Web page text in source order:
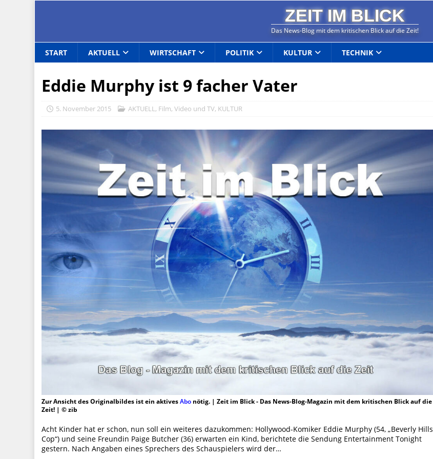
ZEIT IM BLICK
Das News-Blog mit dem kritischen Blick auf die Zeit!
START AKTUELL WIRTSCHAFT POLITIK KULTUR TECHNIK
Eddie Murphy ist 9 facher Vater
5. November 2015 AKTUELL, Film, Video und TV, KULTUR
Zur Ansicht des Originalbildes ist ein aktivesAbo nötig. | Zeit im Blick - Das News-Blog-Magazin mit dem kritischen Blick auf die
Zeit! | © zib
Acht Kinder hat er schon, nun soll ein weiteres dazukommen: Hollywood-Komiker Eddie Murphy (54, „Beverly Hills
Cop“) und seine Freundin Paige Butcher (36) erwarten ein Kind, berichtete die Sendung Entertainment Tonight
gestern. Nach Angaben eines Sprechers des Schauspielers wird der…